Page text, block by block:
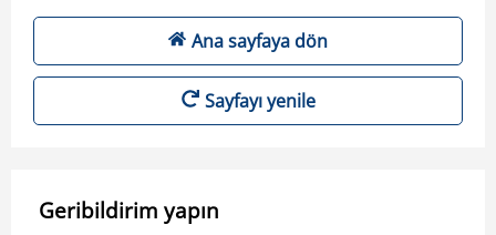
Ana sayfaya dön
Sayfayı yenile
Geribildirim yapın